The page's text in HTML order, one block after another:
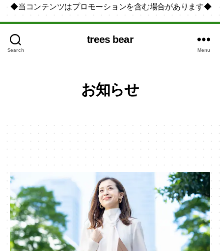
◆当コンテンツはプロモーションを含む場合があります◆
Search
trees bear
Menu
お知らせ